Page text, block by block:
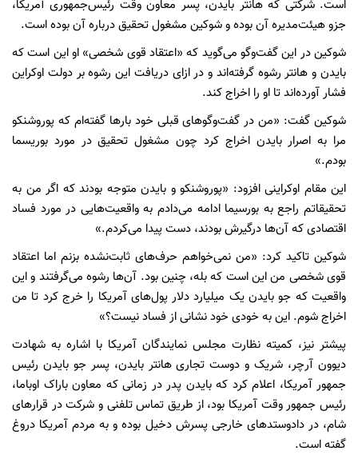
است. شرکتی که هانتر بایدن، پسر معاون وقت رئیس‌جمهوری آمریکا،
جزو هیئت‌مدیره آن بوده و شوکین مشغول تحقیق درباره آن بوده است.
شوکین در این گفت‌وگو می‌گوید که «اعتقاد قوی شخصی» او این است که
بایدن و هانتر رشوه گرفته‌اند و در ازای دریافت این رشوه بر دولت اوکراین
فشار آورده‌اند تا او را اخراج کند.
شوکین گفت: «من در گفت‌وگوهای قبلی خود بارها گفته‌ام که پوروشنکو
مرا به اصرار بایدن اخراج کرد چون مشغول تحقیق در مورد بوریسما
بودم.»
این مقام اوکراینی افزود: «پوروشنکو و بایدن متوجه بودند که اگر من به
تحقیقاتم راجع به بورسیما ادامه می‌دادم به واقعیت‌هایی در مورد فساد
اقتصادی که آن‌ها درگیرش بودند، دست پیدا می‌کردم.»
شوکین تاکید کرد: «من نمی‌خواهم حرف‌های ثابت‌نشده بزنم اما اعتقاد
قوی شخصی من این است که بله، چنین بود. آن‌ها رشوه می‌گرفتند و این
واقعیت که جو بایدن یک میلیارد دلار پول‌های آمریکا را خرج کرد تا من
اخراج شوم. این به خودی خود نشانی از فساد نیست؟»
پیشتر نیز، کمیته نظارت مجلس نمایندگان آمریکا با اشاره به شهادت
دیوون آرچر، شریک و دوست تجاری هانتر بایدن، پسر جو بایدن رئیس
جمهور آمریکا، اعلام کرد که بایدن پدر در زمانی که معاون باراک اوباما،
رئیس جمهور وقت آمریکا بود، از طریق تماس تلفنی و شرکت در قرارهای
شام، در دادوستدهای خارجی پسرش دخیل بوده و به مردم آمریکا دروغ
گفته است.